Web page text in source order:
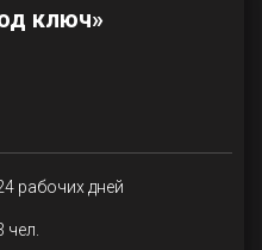
ключ»
рабочих дней
чел.